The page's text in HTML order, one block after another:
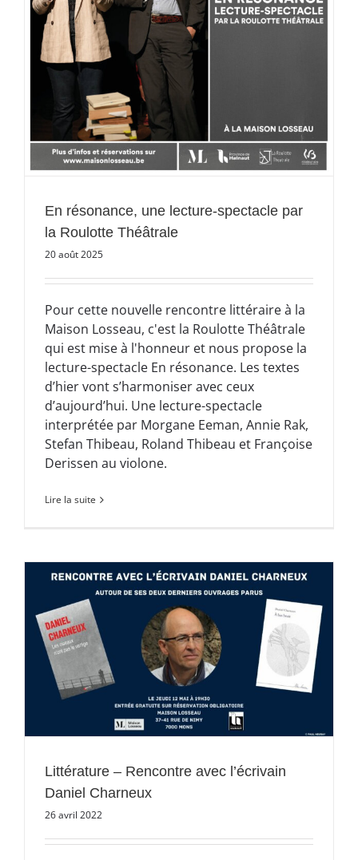
En résonance, une lecture-spectacle par
la Roulotte Théâtrale
20 août 2025
Pour cette nouvelle rencontre littéraire à la
Maison Losseau, c'est la Roulotte Théâtrale
qui est mise à l'honneur et nous propose la
lecture-spectacle En résonance. Les textes
d’hier vont s’harmoniser avec ceux
d’aujourd’hui. Une lecture-spectacle
interprétée par Morgane Eeman, Annie Rak,
Stefan Thibeau, Roland Thibeau et Françoise
Derissen au violone.
Lire la suite
Littérature – Rencontre avec l’écrivain
Daniel Charneux
26 avril 2022